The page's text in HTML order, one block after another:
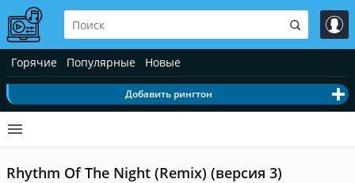
Горячие Популярные Новые
Добавить рингтон
Rhythm Of The Night (Remix) (версия 3)